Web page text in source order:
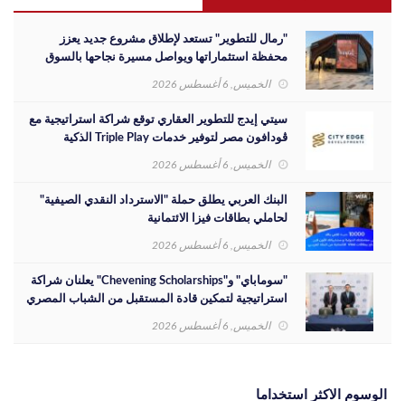
"رمال للتطوير" تستعد لإطلاق مشروع جديد يعزز
محفظة استثماراتها ويواصل مسيرة نجاحها بالسوق
الخميس, 6 أغسطس 2026
سيتي إيدج للتطوير العقاري توقع شراكة استراتيجية مع
ڤودافون مصر لتوفير خدمات Triple Play الذكية
بمشروع داون تاون بمدينة العلمين الجديدة
الخميس, 6 أغسطس 2026
البنك العربي يطلق حملة "الاسترداد النقدي الصيفية"
لحاملي بطاقات فيزا الائتمانية
الخميس, 6 أغسطس 2026
"سوماباي" و"Chevening Scholarships" يعلنان شراكة
استراتيجية لتمكين قادة المستقبل من الشباب المصري
الخميس, 6 أغسطس 2026
الوسوم الاكثر استخداما